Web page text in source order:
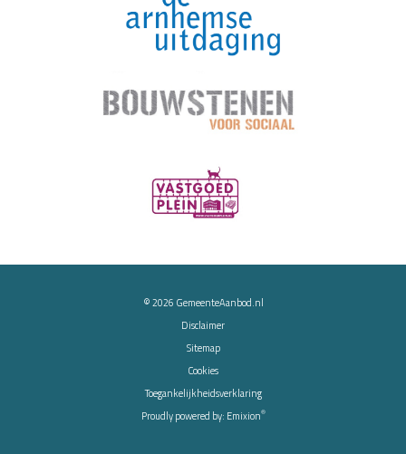
© 2026 GemeenteAanbod.nl
Disclaimer
Sitemap
Cookies
Toegankelijkheidsverklaring
Proudly powered by: Emixion®